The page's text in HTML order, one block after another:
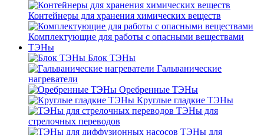
Контейнеры для хранения химических веществ
Комплектующие для работы с опасными веществами
ТЭНы
Блок ТЭНы
Гальванические
нагреватели
Оребренные ТЭНы
Круглые гладкие ТЭНы
ТЭНы для
стрелочных переводов
ТЭНы для